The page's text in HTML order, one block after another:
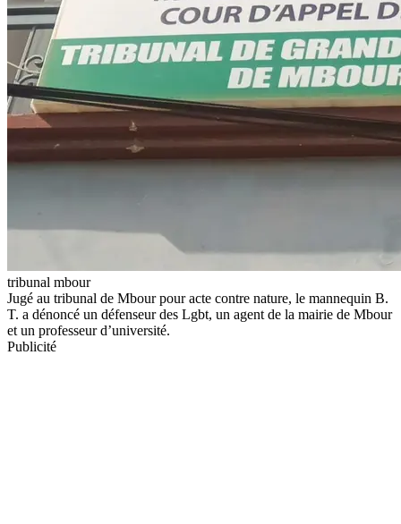
tribunal mbour
Jugé au tribunal de Mbour pour acte contre nature, le mannequin B.
T. a dénoncé un défenseur des Lgbt, un agent de la mairie de Mbour
et un professeur d’université.
Publicité